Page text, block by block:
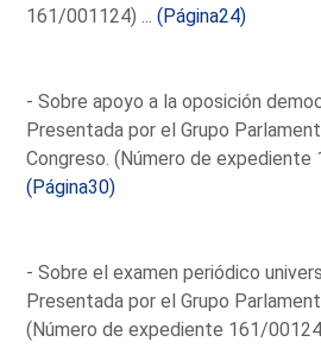
161/001124) ...(Página24)
- Sobre apoyo a la oposición
Presentada por el Grupo
Congreso. (Número de expediente
(Página30)
- Sobre el examen periódico
Presentada por el Grupo
(Número de expediente 161/